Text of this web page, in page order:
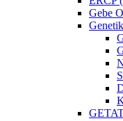
Gebe